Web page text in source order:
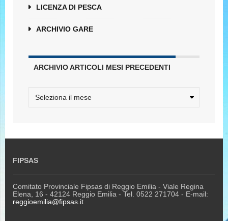
LICENZA DI PESCA
ARCHIVIO GARE
ARCHIVIO ARTICOLI MESI PRECEDENTI
FIPSAS
Comitato Provinciale Fipsas di Reggio Emilia - Viale Regina
Elena, 16 - 42124 Reggio Emilia - Tel. 0522 271704 - E-mail:
reggioemilia@fipsas.it